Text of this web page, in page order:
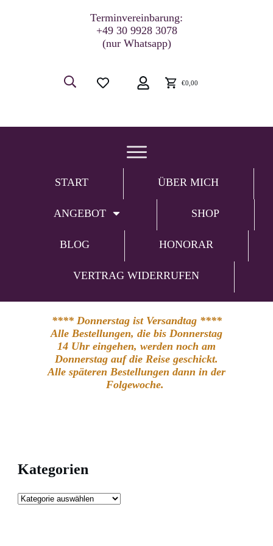
Terminvereinbarung:
+49 30 9928 3078
(nur Whatsapp)
€0,00
START ÜBER MICH
ANGEBOT SHOP
BLOG HONORAR
VERTRAG WIDERRUFEN
**** Donnerstag ist Versandtag ****
Alle Bestellungen, die bis Donnerstag
14 Uhr eingehen, werden noch am
Donnerstag auf die Reise geschickt.
Alle späteren Bestellungen dann in der
Folgewoche.
Kategorien